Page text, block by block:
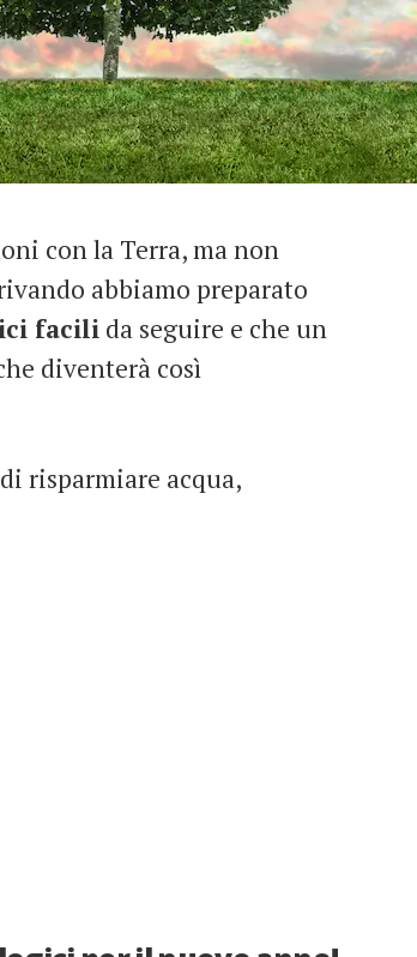
con la Terra, ma non
abbiamo preparato
facili da seguire e che un
diventerà così
risparmiare acqua,